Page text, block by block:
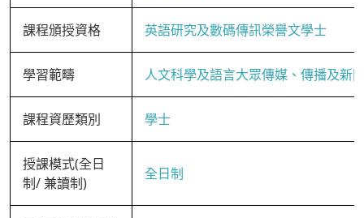
課程頒授資格 英語研究及數碼傳訊榮譽文學士
學習範疇 人文科學及語言大眾傳媒、傳播及新
課程資歷類別 學士
授課模式(全日
制/ 兼讀制)
全日制